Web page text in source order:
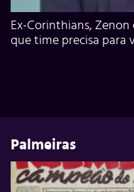
Ex-Corinthians,
que time precisa para
Palmeiras